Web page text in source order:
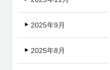
2025年9月
2025年8月